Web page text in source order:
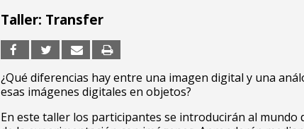
Taller: Transfer
¿Qué diferencias hay entre una imagen digital y una
esas imágenes digitales en objetos?
En este taller los participantes se introducirán al mundo